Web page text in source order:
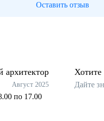
Оставить отзыв
архитектор
Август 2025
по 17.00
Хотите
Дайте